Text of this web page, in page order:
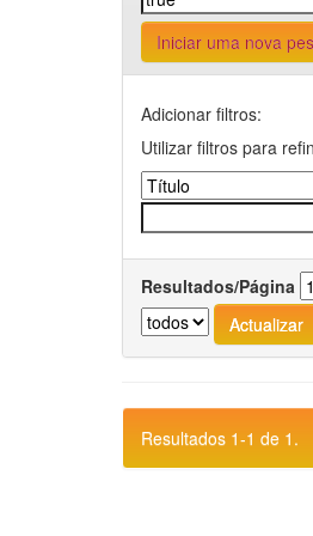
Iniciar uma nova
Adicionar filtros:
Utilizar filtros para
Resultados/Página
Resultados 1-1 de 1.